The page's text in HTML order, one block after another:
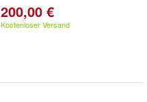
200,00 €
Kostenloser Versand